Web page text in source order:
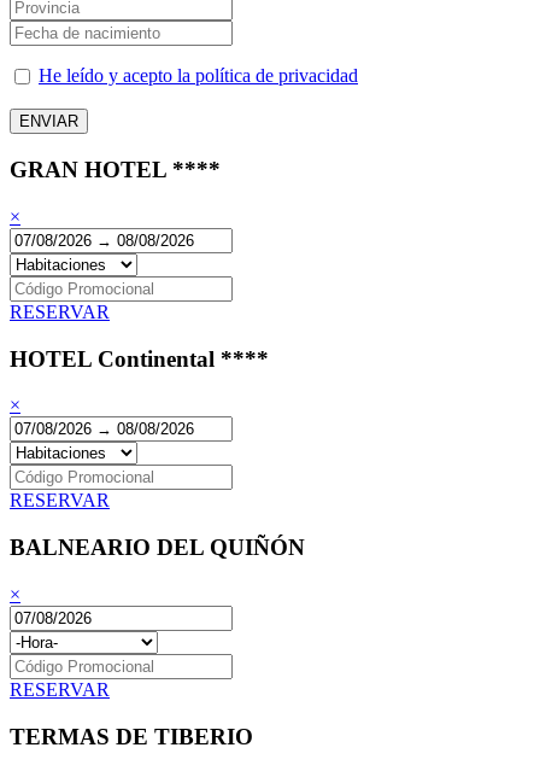
He leído y acepto la política de privacidad
GRAN HOTEL ****
×
RESERVAR
HOTEL Continental ****
×
RESERVAR
BALNEARIO DEL QUIÑÓN
×
RESERVAR
TERMAS DE TIBERIO